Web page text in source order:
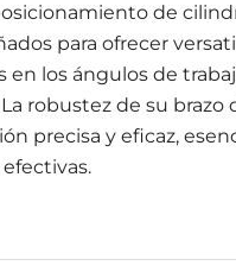
de
para ofrecer
los ángulos de
robustez de su brazo
precisa y eficaz,